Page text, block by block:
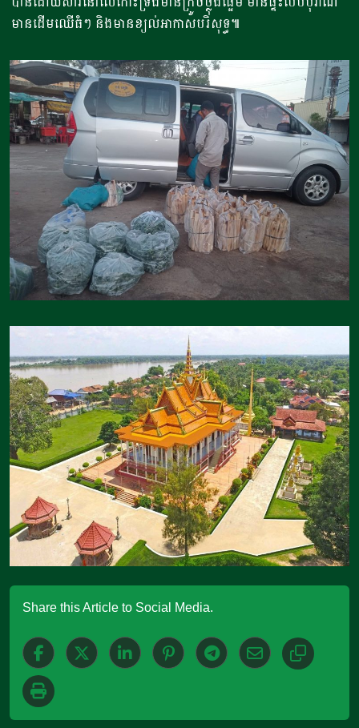
មានដើមឈើធំៗ និងមានខ្យល់អាកាសបរិសុទ្ធ៕
Share this Article to Social Media.